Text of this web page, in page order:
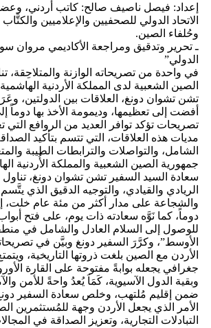
إعداد: فيصل ناصيف صالح: كاتب أردني،
الاتحاد الدولي للصحفيين والإعلاميين
وحُلفاء الصين.
ـ تحرير وتدقيق ومراجعة الأكاديمي مروان
الدولي”
في واحدة من تصريحاته الوازنة والمتلاحِقة،
الصين الشعبية لدى المملكة الأردنية
تشن تشوان دونغ، العلاقات بين الدولتين،
أفضت إلى تعظيمها، وديمومة الأخذ بها دوماً
تصريحات تؤكد توافر العديد من الروافع
مديات هذه العلاقات، التي تتسم بتأكيد
الشامل، والتواصلات والترابطات الطيبة
جمهورية الصين الشعبية والمملكة الأُردنية
سعادة السيد السفير تشن تشوان دونغ، تناول
الريادي والقيادي، والتوجيه الدقيق الذي
والشجاعة على مدار أكثر من مئة عام خلت،
دوماً، كما نَوَّه سعادته ذات يوم، على فتح
للوصول إلى السلام العادل والشامل في
الأوسط”، وكرَّرَ السفير دونغ وبيَّن في
الأردن مع الصين بلغت ذروتها التاريخية،
جغرافي يجعله بوابةً مفتوحة على القارة
وبقية الدول الآسيوية، كَمَاَ يُعدُ واحةً للأمن
ضمن إقليم مُلتهب، وخلص سعادة السفير دونغ
الأمر الذي يجعل الأردن وجهة للمُستثمرين
التبادلات التجارية، وتعزيز الصداقة في